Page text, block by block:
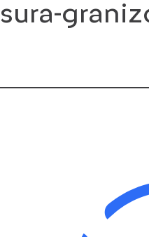
Saltar
al
sura-